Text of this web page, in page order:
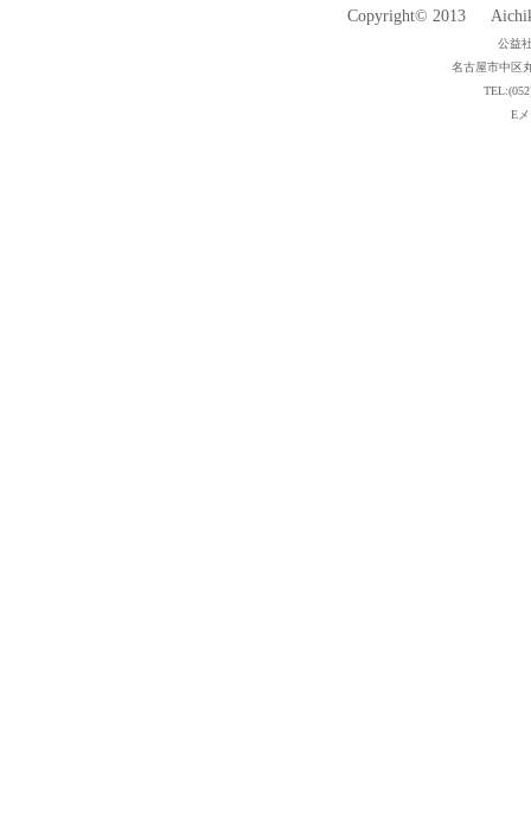
Copyright© 2013
公益
名古屋市中区
E